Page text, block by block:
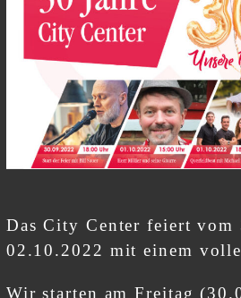
Das City Center feiert vom
02.10.2022 mit einem
Wir starten am Freitag